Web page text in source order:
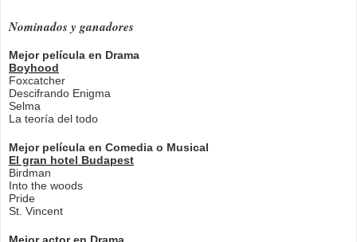
Nominados y ganadores
Mejor película en Drama
Boyhood
Foxcatcher
Descifrando Enigma
Selma
La teoría del todo
Mejor película en Comedia o Musical
El gran hotel Budapest
Birdman
Into the woods
Pride
St. Vincent